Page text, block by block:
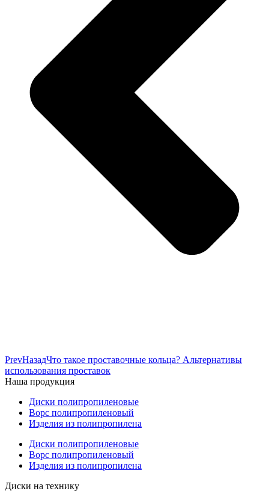
PrevНазадЧто такое проставочные кольца? Альтернативы
использования проставок
Наша продукция
Диски полипропиленовые
Ворс полипропиленовый
Изделия из полипропилена
Диски полипропиленовые
Ворс полипропиленовый
Изделия из полипропилена
Диски на технику